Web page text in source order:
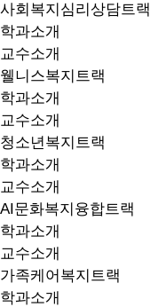
사회복지심리상담트랙
학과소개
교수소개
웰니스복지트랙
학과소개
교수소개
청소년복지트랙
학과소개
교수소개
AI문화복지융합트랙
학과소개
교수소개
가족케어복지트랙
학과소개